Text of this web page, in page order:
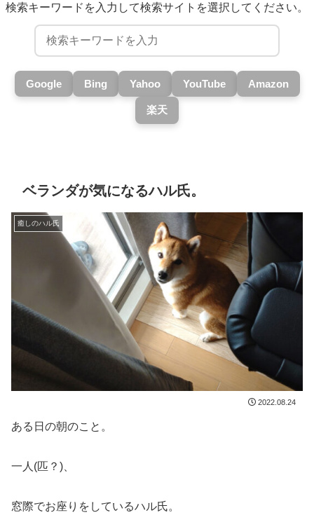
検索キーワードを入力して検索サイトを選択してください。
Google Bing Yahoo YouTube Amazon
楽天
ベランダが気になるハル氏。
癒しのハル氏
2022.08.24
ある日の朝のこと。
一人(匹？)、
窓際でお座りをしているハル氏。